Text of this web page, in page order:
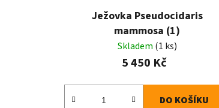
Ježovka Pseudocidaris
mammosa (1)
Skladem (1 ks)
5 450 Kč
DO KOŠÍKU